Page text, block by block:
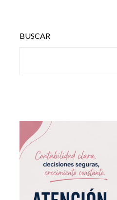
BUSCAR